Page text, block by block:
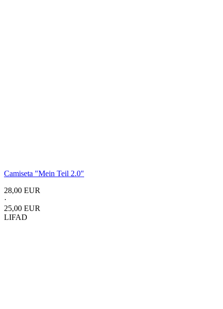
Camiseta "Mein Teil 2.0"
28,00 EUR
·
25,00 EUR
LIFAD